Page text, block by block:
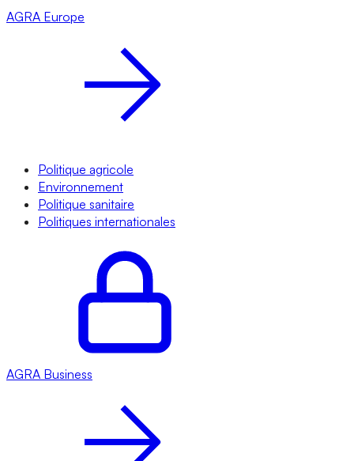
AGRA Europe
Politique agricole
Environnement
Politique sanitaire
Politiques internationales
AGRA Business